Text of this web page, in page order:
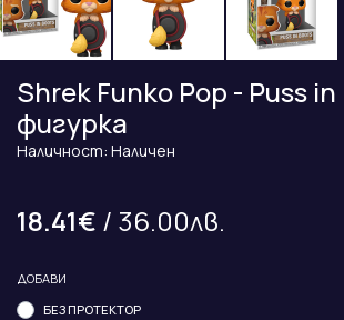
Shrek Funko Pop - Puss
фигурка
Наличност: Наличен
18.41€ / 36.00лв.
ДОБАВИ
БЕЗ ПРОТЕКТОР